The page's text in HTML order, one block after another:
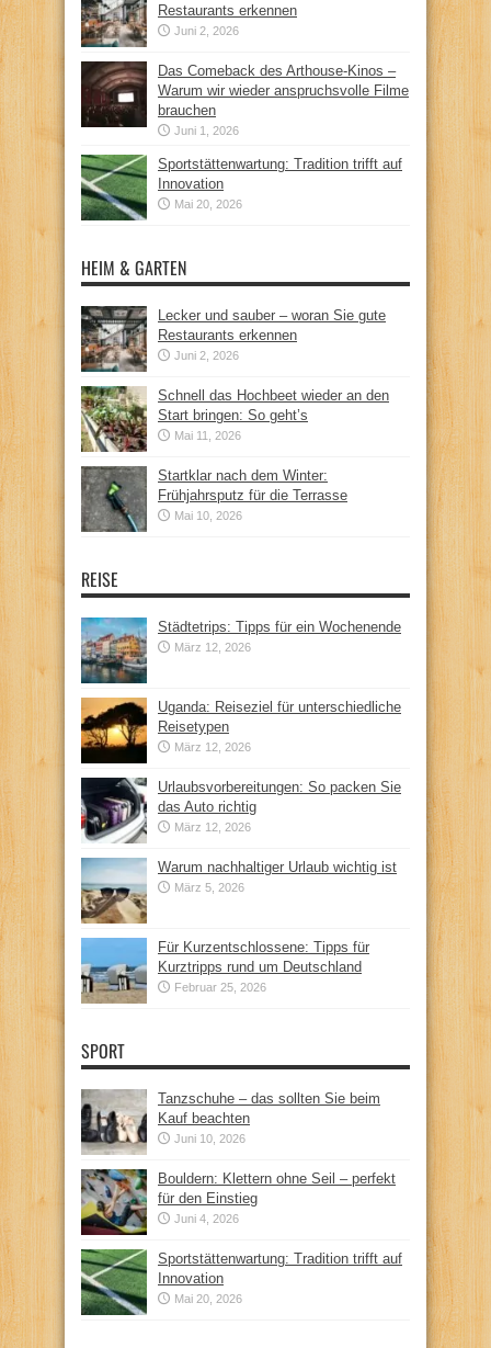
Restaurants erkennen
Juni 2, 2026
Das Comeback des Arthouse-Kinos –
Warum wir wieder anspruchsvolle Filme
brauchen
Juni 1, 2026
Sportstättenwartung: Tradition trifft auf
Innovation
Mai 20, 2026
HEIM & GARTEN
Lecker und sauber – woran Sie gute
Restaurants erkennen
Juni 2, 2026
Schnell das Hochbeet wieder an den
Start bringen: So geht’s
Mai 11, 2026
Startklar nach dem Winter:
Frühjahrsputz für die Terrasse
Mai 10, 2026
REISE
Städtetrips: Tipps für ein Wochenende
März 12, 2026
Uganda: Reiseziel für unterschiedliche
Reisetypen
März 12, 2026
Urlaubsvorbereitungen: So packen Sie
das Auto richtig
März 12, 2026
Warum nachhaltiger Urlaub wichtig ist
März 5, 2026
Für Kurzentschlossene: Tipps für
Kurztripps rund um Deutschland
Februar 25, 2026
SPORT
Tanzschuhe – das sollten Sie beim
Kauf beachten
Juni 10, 2026
Bouldern: Klettern ohne Seil – perfekt
für den Einstieg
Juni 4, 2026
Sportstättenwartung: Tradition trifft auf
Innovation
Mai 20, 2026